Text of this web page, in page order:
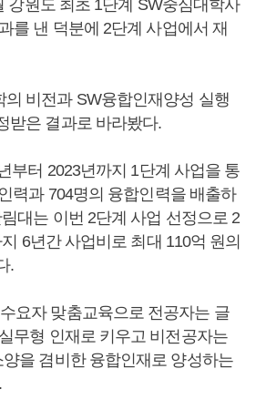
강원도 최초 1단계 SW중심대학사
를 낸 덕분에 2단계 사업에서 재
비전과 SW융합인재양성 실행
받은 결과로 바라봤다.
부터 2023년까지 1단계 사업을 통
력과 704명의 융합인력을 배출하
대는 이번 2단계 사업 선정으로 2
6년간 사업비로 최대 110억 원의
.
요자 맞춤교육으로 전공자는 글
무형 인재로 키우고 비전공자는
을 겸비한 융합인재로 양성하는